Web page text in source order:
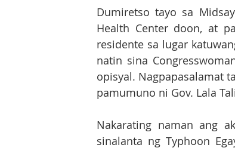
Dumiretso tayo sa
Health Center doon, at
residente sa lugar
natin sina
opisyal. Nagpapasalamat
pamumuno ni Gov. Lala
Nakarating naman ang
sinalanta ng Typhoon